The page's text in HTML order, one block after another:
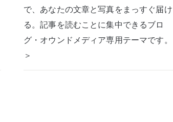
で、あなたの文章と写真をまっすぐ届け
る。記事を読むことに集中できるブロ
グ・オウンドメディア専用テーマです。
＞